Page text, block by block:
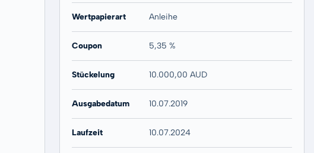
Wertpapierart Anleihe
Coupon 5,35 %
Stückelung 10.000,00 AUD
Ausgabedatum 10.07.2019
Laufzeit 10.07.2024